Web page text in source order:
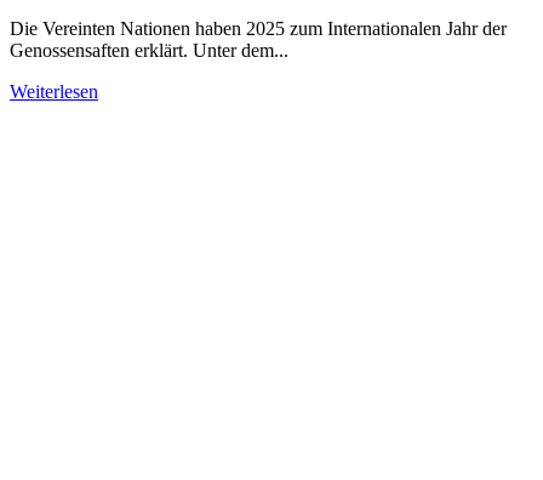
Die Vereinten Nationen haben 2025 zum Internationalen Jahr der
Genossensaften erklärt. Unter dem...
Weiterlesen